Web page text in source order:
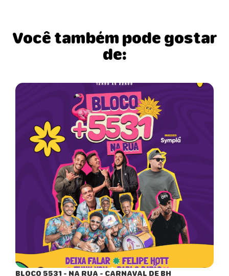
Você também pode gostar
de:
BLOCO 5531 - NA RUA - CARNAVAL DE BH